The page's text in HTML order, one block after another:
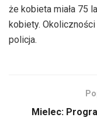
że kobieta miała 75
kobiety.
policja.
Mielec: